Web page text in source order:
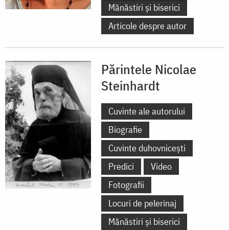
Mănăstiri și biserici
Articole despre autor
Părintele Nicolae
Steinhardt
Cuvinte ale autorului
Biografie
Cuvinte duhovnicești
Predici
Video
Fotografii
Locuri de pelerinaj
Mănăstiri și biserici